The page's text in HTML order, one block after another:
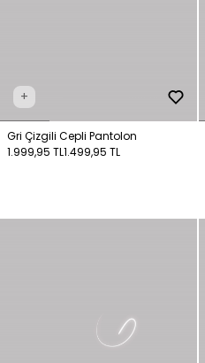
+
Gri Çizgili Cepli Pantolon
1.999,95 TL1.499,95 TL